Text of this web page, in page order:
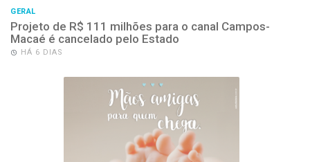
GERAL
Projeto de R$ 111 milhões para o canal Campos-
Macaé é cancelado pelo Estado
HÁ 6 DIAS